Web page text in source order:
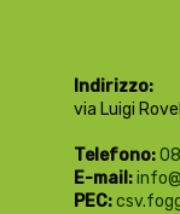
Indirizzo:
via Luigi
Telefono:
E-mail:
PEC: